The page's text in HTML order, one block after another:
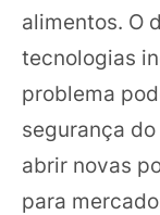
alimentos. O
tecnologias
problema
segurança
abrir novas
para